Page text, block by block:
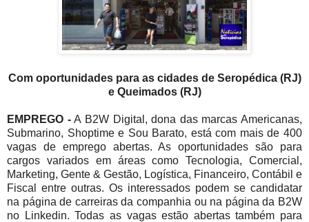
Com oportunidades para as cidades de Seropédica (RJ)
e Queimados (RJ)
EMPREGO -A B2W Digital, dona das marcas Americanas,
Submarino, Shoptime e Sou Barato, está com mais de 400
vagas de emprego abertas. As oportunidades são para
cargos variados em áreas como Tecnologia, Comercial,
Marketing, Gente & Gestão, Logística, Financeiro, Contábil e
Fiscal entre outras. Os interessados podem se candidatar
na página de carreiras da companhia ou na página da B2W
no Linkedin. Todas as vagas estão abertas também para